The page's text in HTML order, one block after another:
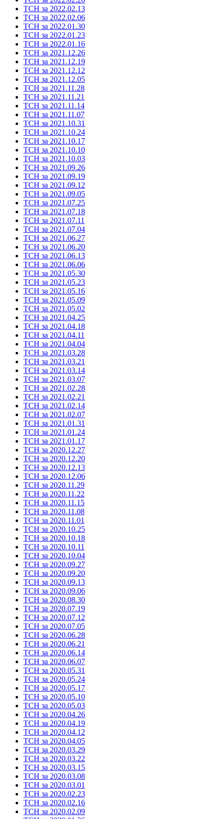
ТСН за 2022.02.13
ТСН за 2022.02.06
ТСН за 2022.01.30
ТСН за 2022.01.23
ТСН за 2022.01.16
ТСН за 2021.12.26
ТСН за 2021.12.19
ТСН за 2021.12.12
ТСН за 2021.12.05
ТСН за 2021.11.28
ТСН за 2021.11.21
ТСН за 2021.11.14
ТСН за 2021.11.07
ТСН за 2021.10.31
ТСН за 2021.10.24
ТСН за 2021.10.17
ТСН за 2021.10.10
ТСН за 2021.10.03
ТСН за 2021.09.26
ТСН за 2021.09.19
ТСН за 2021.09.12
ТСН за 2021.09.05
ТСН за 2021.07.25
ТСН за 2021.07.18
ТСН за 2021.07.11
ТСН за 2021.07.04
ТСН за 2021.06.27
ТСН за 2021.06.20
ТСН за 2021.06.13
ТСН за 2021.06.06
ТСН за 2021.05.30
ТСН за 2021.05.23
ТСН за 2021.05.16
ТСН за 2021.05.09
ТСН за 2021.05.02
ТСН за 2021.04.25
ТСН за 2021.04.18
ТСН за 2021.04.11
ТСН за 2021.04.04
ТСН за 2021.03.28
ТСН за 2021.03.21
ТСН за 2021.03.14
ТСН за 2021.03.07
ТСН за 2021.02.28
ТСН за 2021.02.21
ТСН за 2021.02.14
ТСН за 2021.02.07
ТСН за 2021.01.31
ТСН за 2021.01.24
ТСН за 2021.01.17
ТСН за 2020.12.27
ТСН за 2020.12.20
ТСН за 2020.12.13
ТСН за 2020.12.06
ТСН за 2020.11.29
ТСН за 2020.11.22
ТСН за 2020.11.15
ТСН за 2020.11.08
ТСН за 2020.11.01
ТСН за 2020.10.25
ТСН за 2020.10.18
ТСН за 2020.10.11
ТСН за 2020.10.04
ТСН за 2020.09.27
ТСН за 2020.09.20
ТСН за 2020.09.13
ТСН за 2020.09.06
ТСН за 2020.08.30
ТСН за 2020.07.19
ТСН за 2020.07.12
ТСН за 2020.07.05
ТСН за 2020.06.28
ТСН за 2020.06.21
ТСН за 2020.06.14
ТСН за 2020.06.07
ТСН за 2020.05.31
ТСН за 2020.05.24
ТСН за 2020.05.17
ТСН за 2020.05.10
ТСН за 2020.05.03
ТСН за 2020.04.26
ТСН за 2020.04.19
ТСН за 2020.04.12
ТСН за 2020.04.05
ТСН за 2020.03.29
ТСН за 2020.03.22
ТСН за 2020.03.15
ТСН за 2020.03.08
ТСН за 2020.03.01
ТСН за 2020.02.23
ТСН за 2020.02.16
ТСН за 2020.02.09